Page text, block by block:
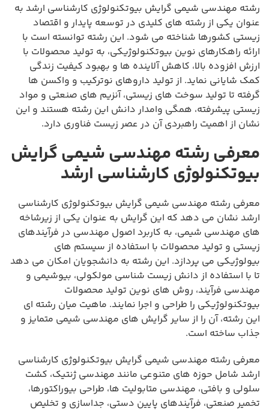
رشته مهندسی شیمی گرایش بیوتکنولوژی کارشناسی ارشد به
عنوان یکی از رشته های کلیدی در توسعه پایدار و اقتصاد
زیستی کشورها شناخته می شود. این رشته توانسته است با
ارائه راهکارهای نوین بیوتکنولوژیکی، به تولید محصولات با
ارزش افزوده بالا، کاهش آلاینده ها و بهبود کیفیت زندگی
کمک شایانی نماید. از تولید داروهای نوترکیب و واکسن ها
گرفته تا تولید سوخت های زیستی، آنزیم های صنعتی و مواد
زیستی پیشرفته، همگی وامدار دانش این رشته هستند و این
نشان از اهمیت راهبردی آن در عصر زیست فناوری دارد.
معرفی رشته مهندسی شیمی گرایش
بیوتکنولوژی کارشناسی ارشد
معرفی رشته مهندسی شیمی گرایش بیوتکنولوژی کارشناسی
ارشد نشان می دهد که این گرایش به عنوان یکی از زیرشاخه
های مهندسی شیمی، به کاربرد اصول مهندسی در فرآیندهای
زیستی و تولید محصولات با استفاده از سیستم های
بیولوژیکی می پردازد. این رشته به دانشجویان امکان می دهد
تا با استفاده از دانش زیست شناسی مولکولی، بیوشیمی و
مهندسی فرآیند، روش های نوین تولید محصولات
بیوتکنولوژیکی را طراحی و اجرا نمایند. ماهیت میان رشته ای
این رشته، آن را از سایر گرایش های مهندسی شیمی متمایز و
جذاب ساخته است.
معرفی رشته مهندسی شیمی گرایش بیوتکنولوژی کارشناسی
ارشد شامل حوزه های متنوعی مانند مهندسی ژنتیک، کشت
سلولی و بافتی، مهندسی متابولیت ها، طراحی بیوراکتورها،
تخمیر صنعتی، فرآیندهای پایین دستی، جداسازی و تخلیص